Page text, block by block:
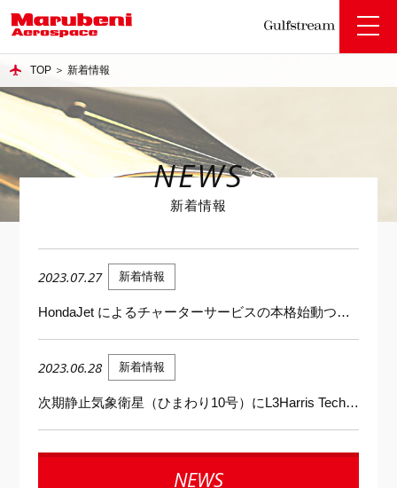
toggle
TOP ＞新着情報
NEWS
新着情報
2023.07.27 新着情報
HondaJet によるチャーターサービスの本格始動ついて
2023.06.28 新着情報
次期静止気象衛星（ひまわり10号）にL3Harris Technologies製センサの搭載が決定
NEWS